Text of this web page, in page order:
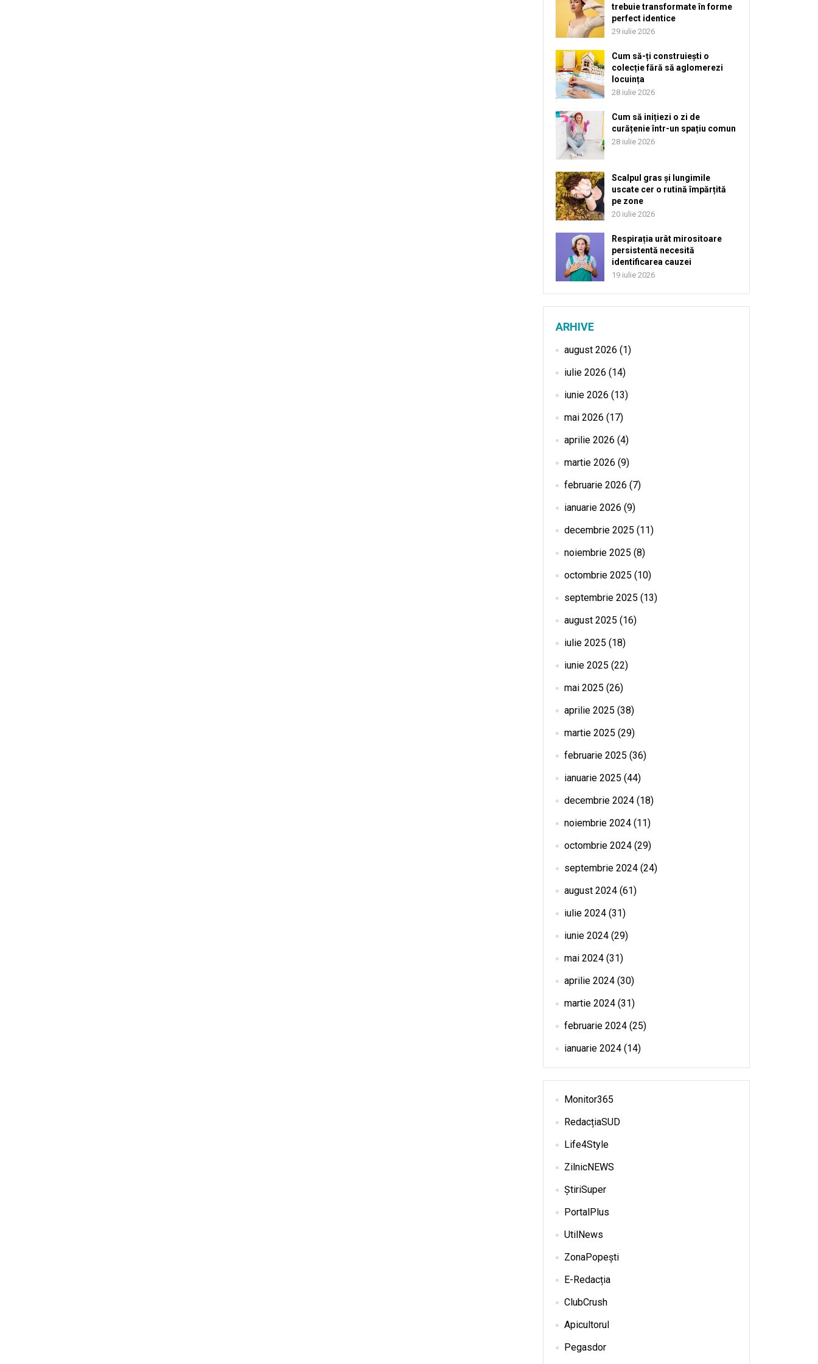
trebuie transformate în forme
perfect identice
29 iulie 2026
Cum să-ți construiești o
colecție fără să aglomerezi
locuința
28 iulie 2026
Cum să inițiezi o zi de
curățenie într-un spațiu comun
28 iulie 2026
Scalpul gras și lungimile
uscate cer o rutină împărțită
pe zone
20 iulie 2026
Respirația urât mirositoare
persistentă necesită
identificarea cauzei
19 iulie 2026
ARHIVE
august 2026 (1)
iulie 2026 (14)
iunie 2026 (13)
mai 2026 (17)
aprilie 2026 (4)
martie 2026 (9)
februarie 2026 (7)
ianuarie 2026 (9)
decembrie 2025 (11)
noiembrie 2025 (8)
octombrie 2025 (10)
septembrie 2025 (13)
august 2025 (16)
iulie 2025 (18)
iunie 2025 (22)
mai 2025 (26)
aprilie 2025 (38)
martie 2025 (29)
februarie 2025 (36)
ianuarie 2025 (44)
decembrie 2024 (18)
noiembrie 2024 (11)
octombrie 2024 (29)
septembrie 2024 (24)
august 2024 (61)
iulie 2024 (31)
iunie 2024 (29)
mai 2024 (31)
aprilie 2024 (30)
martie 2024 (31)
februarie 2024 (25)
ianuarie 2024 (14)
Monitor365
RedacțiaSUD
Life4Style
ZilnicNEWS
ȘtiriSuper
PortalPlus
UtilNews
ZonaPopești
E-Redacția
ClubCrush
Apicultorul
Pegasdor